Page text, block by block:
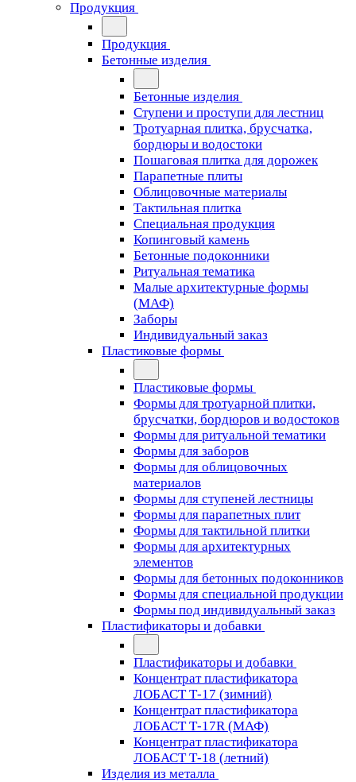
Продукция
Продукция
Бетонные изделия
Бетонные изделия
Ступени и проступи для лестниц
Тротуарная плитка, брусчатка,
бордюры и водостоки
Пошаговая плитка для дорожек
Парапетные плиты
Облицовочные материалы
Тактильная плитка
Специальная продукция
Копинговый камень
Бетонные подоконники
Ритуальная тематика
Малые архитектурные формы
(МАФ)
Заборы
Индивидуальный заказ
Пластиковые формы
Пластиковые формы
Формы для тротуарной плитки,
брусчатки, бордюров и водостоков
Формы для ритуальной тематики
Формы для заборов
Формы для облицовочных
материалов
Формы для ступеней лестницы
Формы для парапетных плит
Формы для тактильной плитки
Формы для архитектурных
элементов
Формы для бетонных подоконников
Формы для специальной продукции
Формы под индивидуальный заказ
Пластификаторы и добавки
Пластификаторы и добавки
Концентрат пластификатора
ЛОБАСТ Т-17 (зимний)
Концентрат пластификатора
ЛОБАСТ Т-17R (МАФ)
Концентрат пластификатора
ЛОБАСТ Т-18 (летний)
Изделия из металла